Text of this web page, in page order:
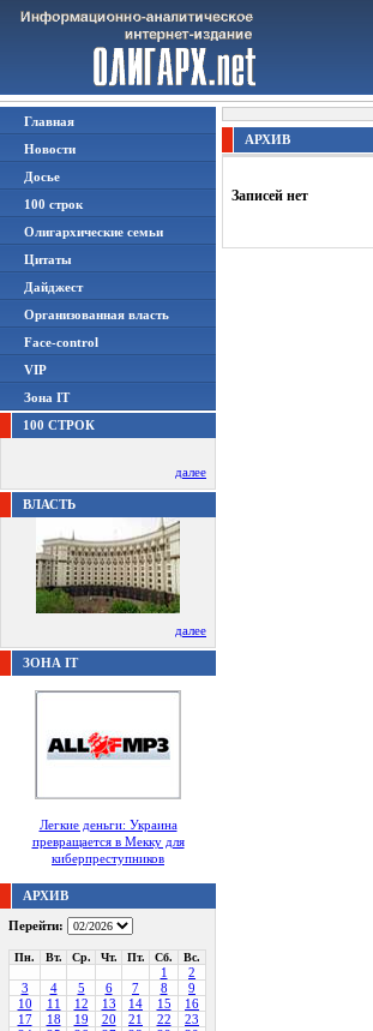
Главная
Новости
Досье
100 строк
Олигархические семьи
Цитаты
Дайджест
Организованная власть
Face-control
VIP
Зона IT
100 СТРОК
далее
ВЛАСТЬ
далее
ЗОНА IT
Легкие деньги: Украина
превращается в Мекку для
киберпреступников
АРХИВ
Перейти:
Пн. Вт. Ср. Чт. Пт. Сб. Вс.
1
2
3
4 5 6 7 8
9
10
11 12 13 14 15
16
17
18 19 20 21 22
23
АРХИВ
Записей нет